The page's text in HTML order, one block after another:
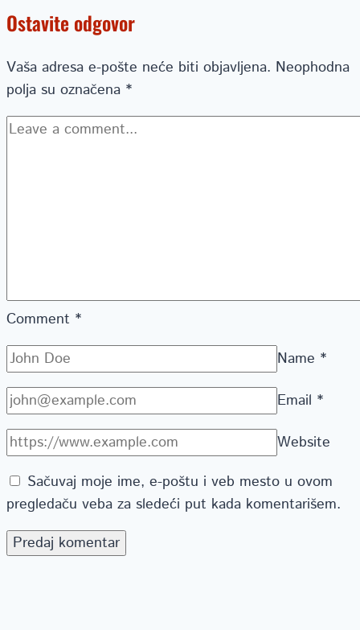
Ostavite odgovor
Vaša adresa e-pošte neće biti objavljena. Neophodna
polja su označena *
Comment *
Name *
Email *
Website
Sačuvaj moje ime, e-poštu i veb mesto u ovom
pregledaču veba za sledeći put kada komentarišem.